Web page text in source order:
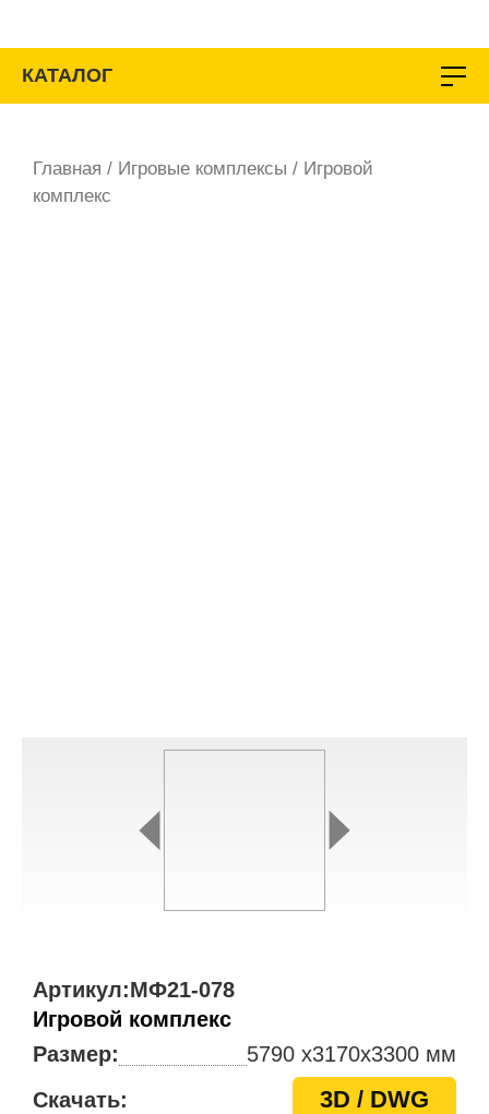
содержимому
КАТАЛОГ
Главная / Игровые комплексы / Игровой
комплекс
Артикул:МФ21-078
Игровой комплекс
Размер:
5790 x3170х3300 мм
Скачать:
3D / DWG